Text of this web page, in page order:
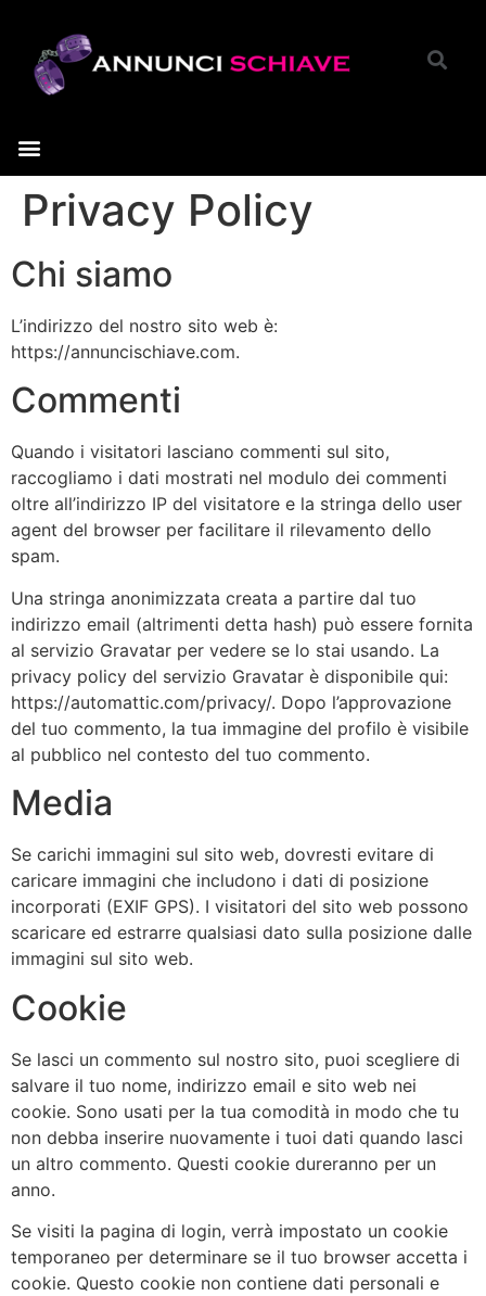
Privacy Policy
Chi siamo
L’indirizzo del nostro sito web è:
https://annuncischiave.com.
Commenti
Quando i visitatori lasciano commenti sul sito,
raccogliamo i dati mostrati nel modulo dei commenti
oltre all’indirizzo IP del visitatore e la stringa dello user
agent del browser per facilitare il rilevamento dello
spam.
Una stringa anonimizzata creata a partire dal tuo
indirizzo email (altrimenti detta hash) può essere fornita
al servizio Gravatar per vedere se lo stai usando. La
privacy policy del servizio Gravatar è disponibile qui:
https://automattic.com/privacy/. Dopo l’approvazione
del tuo commento, la tua immagine del profilo è visibile
al pubblico nel contesto del tuo commento.
Media
Se carichi immagini sul sito web, dovresti evitare di
caricare immagini che includono i dati di posizione
incorporati (EXIF GPS). I visitatori del sito web possono
scaricare ed estrarre qualsiasi dato sulla posizione dalle
immagini sul sito web.
Cookie
Se lasci un commento sul nostro sito, puoi scegliere di
salvare il tuo nome, indirizzo email e sito web nei
cookie. Sono usati per la tua comodità in modo che tu
non debba inserire nuovamente i tuoi dati quando lasci
un altro commento. Questi cookie dureranno per un
anno.
Se visiti la pagina di login, verrà impostato un cookie
temporaneo per determinare se il tuo browser accetta i
cookie. Questo cookie non contiene dati personali e